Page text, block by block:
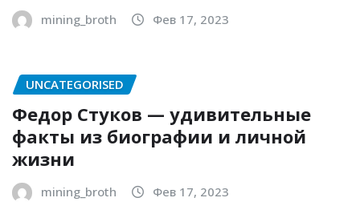
mining_broth Фев 17, 2023
UNCATEGORISED
Федор Стуков — удивительные
факты из биографии и личной
жизни
mining_broth Фев 17, 2023